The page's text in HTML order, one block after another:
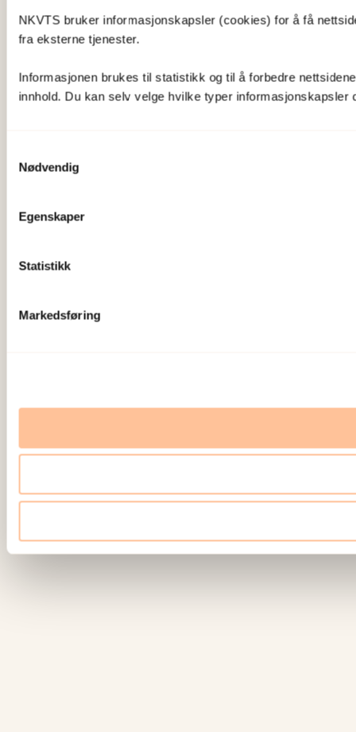
NKVTS bruker informasjonskapsler (cookies) for å få
fra eksterne tjenester.
Informasjonen brukes til statistikk og til å forbedre
innhold. Du kan selv velge hvilke typer informasjonskapsler
Nødvendig
Egenskaper
Statistikk
Markedsføring